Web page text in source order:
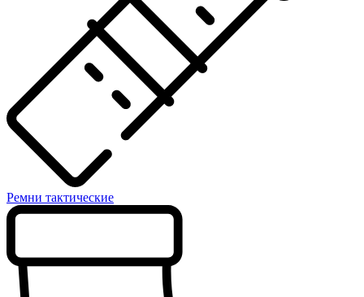
Ремни тактические